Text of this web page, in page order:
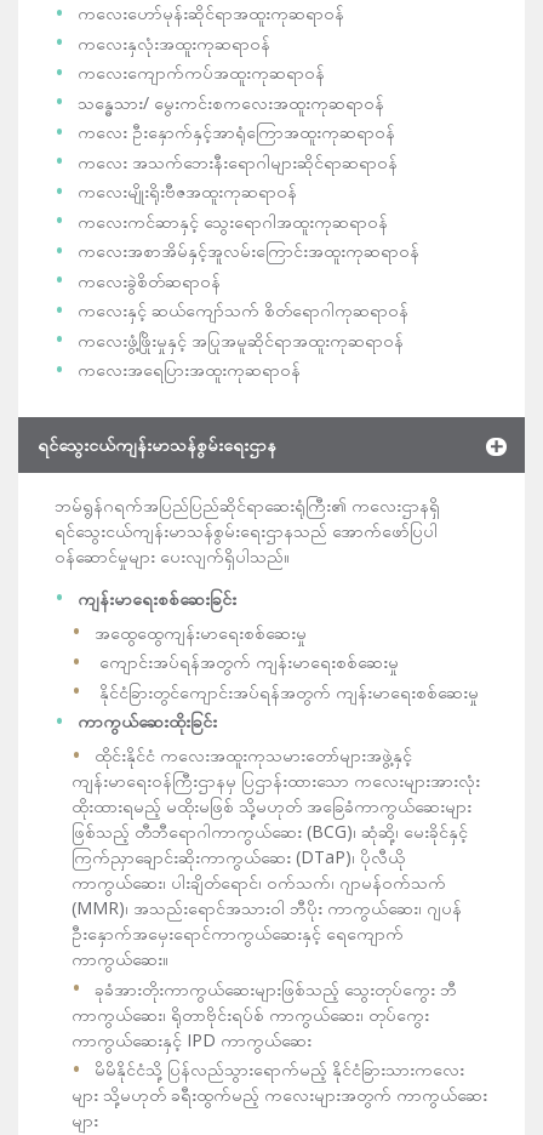
ကလေးဟော်မုန်းဆိုင်ရာအထူးကုဆရာဝန်
ကလေးနှလုံးအထူးကုဆရာဝန်
ကလေးကျောက်ကပ်အထူးကုဆရာဝန်
သန္ဓေသား/ မွေးကင်းစကလေးအထူးကုဆရာဝန်
ကလေး ဦးနှောက်နှင့်အာရုံကြောအထူးကုဆရာဝန်
ကလေး အသက်ဘေးနီးရောဂါများဆိုင်ရာဆရာဝန်
ကလေးမျိုးရိုးဗီဇအထူးကုဆရာဝန်
ကလေးကင်ဆာနှင့် သွေးရောဂါအထူးကုဆရာဝန်
ကလေးအစာအိမ်နှင့်အူလမ်းကြောင်းအထူးကုဆရာဝန်
ကလေးခွဲစိတ်ဆရာဝန်
ကလေးနှင့် ဆယ်ကျော်သက် စိတ်ရောဂါကုဆရာဝန်
ကလေးဖွံ့ဖြိုးမှုနှင့် အပြုအမူဆိုင်ရာအထူးကုဆရာဝန်
ကလေးအရေပြားအထူးကုဆရာဝန်
ရင်သွေးငယ်ကျန်းမာသန်စွမ်းရေးဌာန
ဘမ်ရွန်ဂရက်အပြည်ပြည်ဆိုင်ရာဆေးရုံကြီး၏ ကလေးဌာနရှိ
ရင်သွေးငယ်ကျန်းမာသန်စွမ်းရေးဌာနသည် အောက်ဖော်ပြပါ
ဝန်ဆောင်မှုများ ပေးလျက်ရှိပါသည်။
ကျန်းမာရေးစစ်ဆေးခြင်း
အထွေထွေကျန်းမာရေးစစ်ဆေးမှု
ကျောင်းအပ်ရန်အတွက် ကျန်းမာရေးစစ်ဆေးမှု
နိုင်ငံခြားတွင်ကျောင်းအပ်ရန်အတွက် ကျန်းမာရေးစစ်ဆေးမှု
ကာကွယ်ဆေးထိုးခြင်း
ထိုင်းနိုင်ငံ ကလေးအထူးကုသမားတော်များအဖွဲ့နှင့်
ကျန်းမာရေးဝန်ကြီးဌာနမှ ပြဌာန်းထားသော ကလေးများအားလုံး
ထိုးထားရမည့် မထိုးမဖြစ် သို့မဟုတ် အခြေခံကာကွယ်ဆေးများ
ဖြစ်သည့် တီဘီရောဂါကာကွယ်ဆေး (BCG)၊ ဆုံဆို့၊ မေးခိုင်နှင့်
ကြက်ညှာချောင်းဆိုးကာကွယ်ဆေး (DTaP)၊ ပိုလီယို
ကာကွယ်ဆေး၊ ပါးချိတ်ရောင်၊ ဝက်သက်၊ ဂျာမန်ဝက်သက်
(MMR)၊ အသည်းရောင်အသားဝါ ဘီပိုး ကာကွယ်ဆေး၊ ဂျပန်
ဦးနှောက်အမှေးရောင်ကာကွယ်ဆေးနှင့် ရေကျောက်
ကာကွယ်ဆေး။
ခုခံအားတိုးကာကွယ်ဆေးများဖြစ်သည့် သွေးတုပ်ကွေး ဘီ
ကာကွယ်ဆေး၊ ရိုတာဗိုင်းရပ်စ် ကာကွယ်ဆေး၊ တုပ်ကွေး
ကာကွယ်ဆေးနှင့် IPD ကာကွယ်ဆေး
မိမိနိုင်ငံသို့ ပြန်လည်သွားရောက်မည့် နိုင်ငံခြားသားကလေး
များ သို့မဟုတ် ခရီးထွက်မည့် ကလေးများအတွက် ကာကွယ်ဆေး
များ